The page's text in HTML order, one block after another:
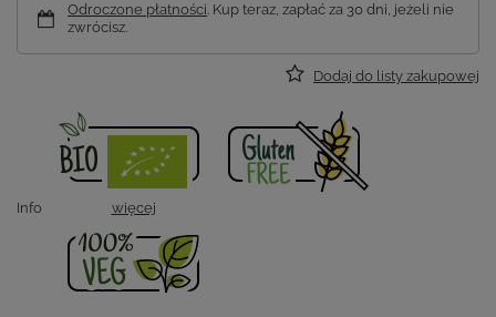
Odroczone płatności. Kup teraz, zapłać za 30 dni, jeżeli nie
zwrócisz.
Dodaj do listy zakupowej
Info więcej